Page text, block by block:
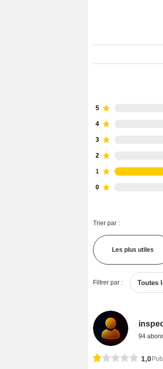
5
4
3
2
1
0
Trier par :
Les plus utiles
Filtrer par : Toutes
94
1,0